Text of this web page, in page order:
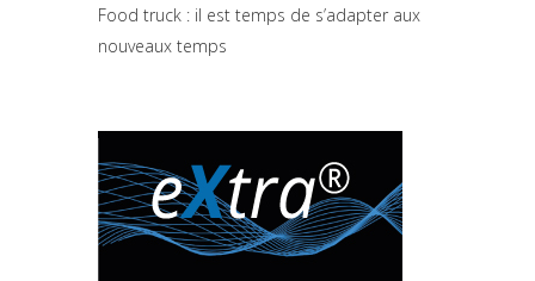
Food truck : il est temps de s’adapter aux
nouveaux temps